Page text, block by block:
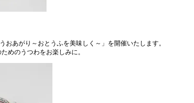
おあがり～おとうふを美味しく～」を開催いたします。
めのうつわをお楽しみに。